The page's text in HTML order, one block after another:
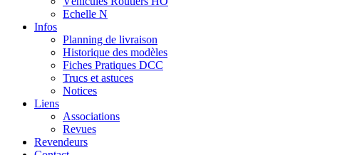
Echelle N
Infos
Planning de livraison
Historique des modèles
Fiches Pratiques DCC
Trucs et astuces
Notices
Liens
Associations
Revues
Revendeurs